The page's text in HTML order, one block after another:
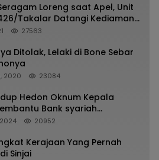
Loreng saat Apel, Unit
Takalar Datangi Kediaman
27563
Ditolak, Lelaki di Bone Sebar
2020 23084
Hedon Oknum Kepala
Bank syariah
Hasan Basri di Banjarmasin
dan Bilyet Giro Tidak
Kalsel : Bertemu Tanggal 11
20952
Kerajaan Yang Pernah
Sinjai